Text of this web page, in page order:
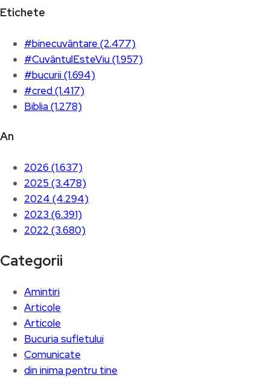
Etichete
#binecuvântare (2.477)
#CuvântulEsteViu (1.957)
#bucurii (1.694)
#cred (1.417)
Biblia (1.278)
An
2026 (1.637)
2025 (3.478)
2024 (4.294)
2023 (6.391)
2022 (3.680)
Categorii
Amintiri
Articole
Articole
Bucuria sufletului
Comunicate
din inima pentru tine